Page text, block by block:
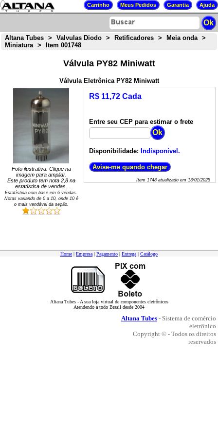
Altana Tubes > Valvulas Diodo > Retificadores > Meia onda
>
Miniatura
> Item 001748
Válvula PY82 Miniwatt
Válvula Eletrônica PY82 Miniwatt
Foto ilustrativa. Clique na
imagem para ampliar.
Este produto tem nota 2,8na
estatística de vendas.
Estatística com base em 6 vendas.
Notas variando de 0a 10, onde 10 é
o mais vendável da seção.
R$ 11,72 Cada
Entre seu CEP para estimar o frete
Disponibilidade: Indisponível.
Item 1748atualizado em 13/01/2025
Home | Empresa | Pagamento | Entrega | Catálogo
Altana Tubes - A sua loja virtual de componentes eletrônicos
Atendendo a todo Brasil desde 2004
Altana Tubes- Sistema de comércio
eletrônico
Copyright © - Todos os direitos
reservados